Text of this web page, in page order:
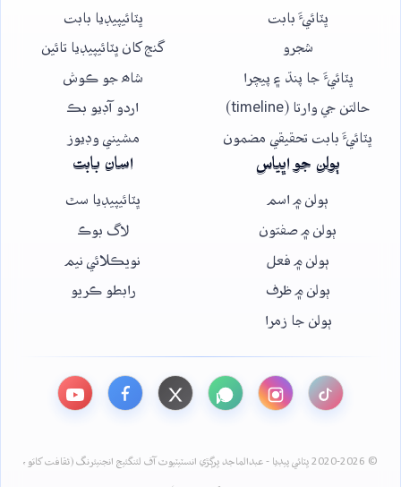
ڀٽائيءَ بابت
شجرو
ڀٽائيءَ جا پنڌ ۽ پيچرا
حالتن جي وارتا (timeline)
ڀٽائيءَ بابت تحقيقي مضمون
ڀٽائيپيڊيا بابت
گنج کان ڀٽائيپيڊيا تائين
شاھ جو ڪوش
اردو آڊيو بڪ
مشيني وڊيوز
ٻولن جو اڀياس
ٻولن ۾ اسم
ٻولن ۾ صفتون
ٻولن ۾ فعل
ٻولن ۾ ظرف
ٻولن جا زمرا
اسان بابت
ڀٽائيپيڊيا سٿ
لاگ بوڪ
نويڪلائي نيم
رابطو ڪريو
© 2020-2026 ڀٽائي پيڊيا - عبدالماجد ڀرڳڙي انسٽيٽيوٽ آف لئنگئيج انجنيئرنگ (ثقافت کاتو،